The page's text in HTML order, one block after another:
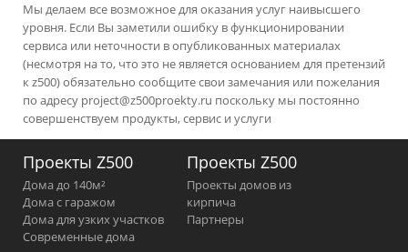
Мы делаем все возможное для оказания услуг наивысшего
уровня. Если Вы заметили ошибку в функционировании
сервиса или неточности в опубликованных материалах
(несмотря на то, что это не является основанием для претензий
к z500) обязательно сообщите свои замечания или пожелания
по адресу project@z500proekty.ru поскольку мы постоянно
совершенствуем продукты, сервис и услуги
Проекты Z500
Дома до 140м²
Дома с гаражом
Дома для узких участков
Современные дома
Проекты Z500
Проекты домов из
кирпича
Партнеры